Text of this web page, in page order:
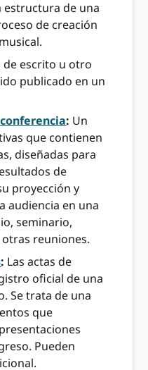
estructura de una
de creación
escrito u otro
publicado en un
: Un
que contienen
diseñadas para
de
proyección y
audiencia en una
seminario,
reuniones.
: Las actas de
oficial de una
Se trata de una
que
Pueden